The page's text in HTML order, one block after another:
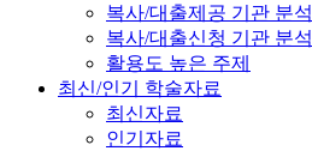
복사/대출제공 기관 분석
복사/대출신청 기관 분석
활용도 높은 주제
최신/인기 학술자료
최신자료
인기자료